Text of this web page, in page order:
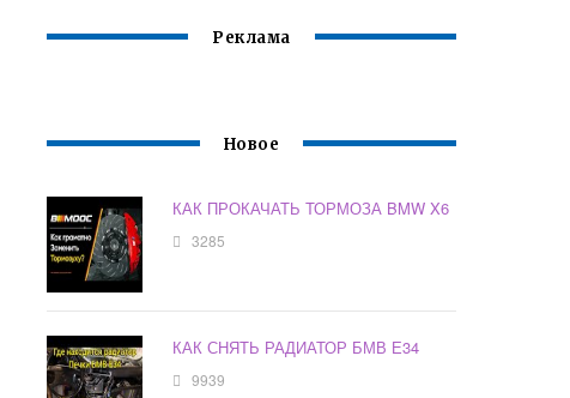
Реклама
Новое
КАК ПРОКАЧАТЬ ТОРМОЗА BMW X6
3285
КАК СНЯТЬ РАДИАТОР БМВ Е34
9939